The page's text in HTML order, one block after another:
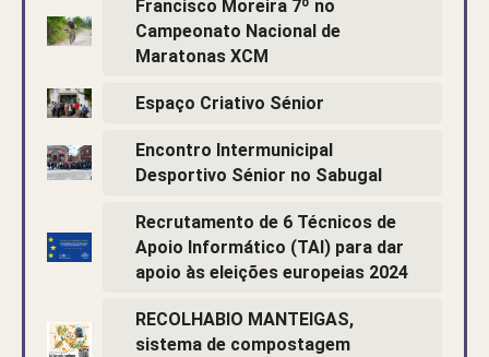
Francisco Moreira 7º no
Campeonato Nacional de
Maratonas XCM
Espaço Criativo Sénior
Encontro Intermunicipal
Desportivo Sénior no Sabugal
Recrutamento de 6 Técnicos de
Apoio Informático (TAI) para dar
apoio às eleições europeias 2024
RECOLHABIO MANTEIGAS,
sistema de compostagem